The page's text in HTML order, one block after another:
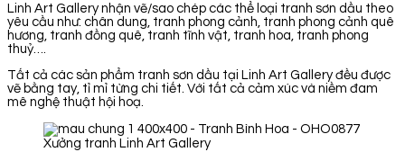
Linh Art Gallery nhận vẽ/sao chép các thể loại tranh sơn dầu theo
yêu cầu như: chân dung, tranh phong cảnh, tranh phong cảnh quê
hương, tranh đồng quê, tranh tĩnh vật, tranh hoa, tranh phong
thuỷ….
Tất cả các sản phẩm tranh sơn dầu tại Linh Art Gallery đều được
vẽ bằng tay, tỉ mỉ từng chi tiết. Với tất cả cảm xúc và niềm đam
mê nghệ thuật hội hoạ.
Xưởng tranh Linh Art Gallery